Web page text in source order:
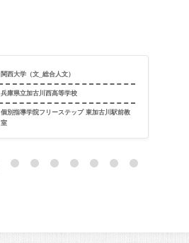
関西大学（文_総合人文）
兵庫県立加古川西高等学校
個別指導学院フリーステップ 東加古川駅前教
室